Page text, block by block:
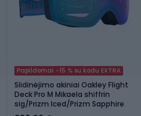
Papildomai -15 % su kodu EXTRA
Slidinėjimo akiniai Oakley Flight
Deck Pro M Mikaela shiffrin
sig/Prizm Iced/Prizm Sapphire